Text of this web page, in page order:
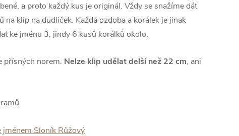
a proto každý kus je originál. Vždy se snažíme dát
na klip na dudlíček. Každá ozdoba a korálek je jinak
ke jménu 3, jindy 6 kusů korálků okolo.
přísných norem. Nelze klip udělat delší než 22 cm, ani